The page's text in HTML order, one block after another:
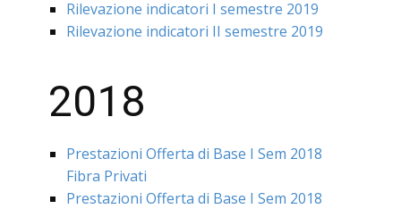
Rilevazione indicatori I semestre 2019
Rilevazione indicatori II semestre 2019
2018
Prestazioni Offerta di Base I Sem 2018
Fibra Privati
Prestazioni Offerta di Base I Sem 2018